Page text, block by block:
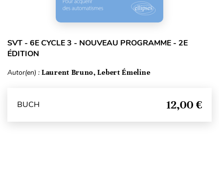
SVT - 6E CYCLE 3 - NOUVEAU PROGRAMME - 2E
ÉDITION
Autor(en) : Laurent Bruno, Lebert Émeline
BUCH 12,00 €